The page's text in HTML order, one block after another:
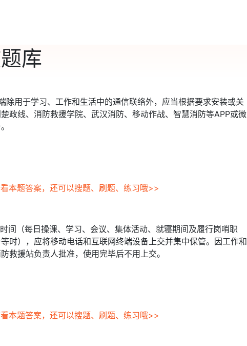
库
除用于学习、工作和生活中的通信联络外，应当根据要求安装或关
政线、消防救援学院、武汉消防、移动作战、智慧消防等APP或微
本题答案，还可以搜题、刷题、练习哦>>
间（每日操课、学习、会议、集体活动、就寝期间及履行岗哨职
时），应将移动电话和互联网终端设备上交并集中保管。因工作和
救援站负责人批准，使用完毕后不用上交。
本题答案，还可以搜题、刷题、练习哦>>